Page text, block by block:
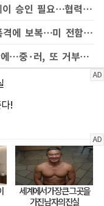
이란 "모든 정치·전략적 결정, 하메네이 승인 필요…협력 추구"
이란군 "미군의 이란선박과 전국적 폭격에 보복…미 전함들 파괴" (종합)
'호르무즈 개방' 美·걸프 유엔 결의안에…중·러, 또 거부권 행사할 듯